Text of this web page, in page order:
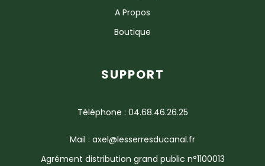
A Propos
Boutique
SUPPORT
Téléphone : 04.68.46.26.25
Mail : axel@lesserresducanal.fr
Agrément distribution grand public n°1100013